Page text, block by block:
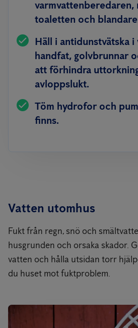
varmvattenberedaren,
toaletten och
Häll i antidunstvätska i
handfat, golvbrunnar
att förhindra
avloppslukt.
Töm hydrofor och
finns.
Vatten utomhus
Fukt från regn, snö och
husgrunden och orsaka skador.
vatten och hålla utsidan torr
du huset mot fuktproblem.